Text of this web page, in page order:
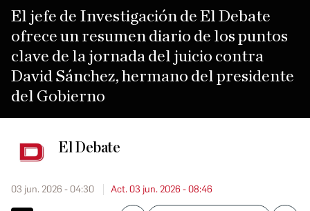
El jefe de Investigación de El Debate
ofrece un resumen diario de los puntos
clave de la jornada del juicio contra
David Sánchez, hermano del presidente
del Gobierno
El Debate
03 jun. 2026 - 04:30 Act. 03 jun. 2026 - 08:46